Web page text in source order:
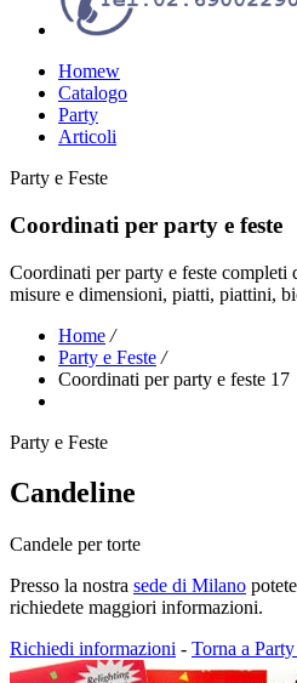
Homew
Catalogo
Party
Articoli
Party e Feste
Coordinati per party e feste
Coordinati per party e feste
misure e dimensioni, piatti, piattini,
Home /
Party e Feste /
Coordinati per party e feste 17
Party e Feste
Candeline
Candele per torte
Presso la nostra sede di Milano
richiedete maggiori informazioni.
Richiedi informazioni - Torna a Party